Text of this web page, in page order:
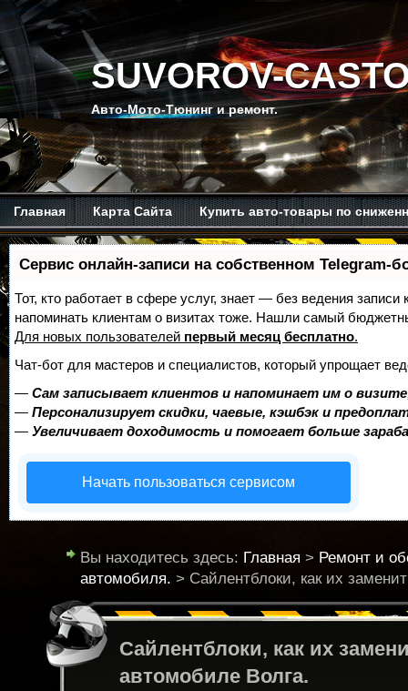
SUVOROV-
Авто-Мото-Тюнинг и ремонт.
Главная Карта Сайта
Купить авто-товары по
Мой канал на Ютубе.
Обо мне. Рекомендую изучить.
Сервис онлайн-записи на собственном Telegram-
Тот, кто работает в сфере услуг, знает — без ведения
напоминать клиентам о визитах тоже. Нашли самый
Для новых пользователей первый месяц бесплатно.
Чат-бот для мастеров и специалистов, который упрощает
— Сам записывает клиентов и напоминает им о
— Персонализирует скидки, чаевые, кэшбэк и
— Увеличивает доходимость и помогает больше
Начать пользоваться сервисом
Вы находитесь здесь: Главная > Ремонт и
автомобиля. > Сайлентблоки, как их
Сайлентблоки, как их
автомобиле Волга.